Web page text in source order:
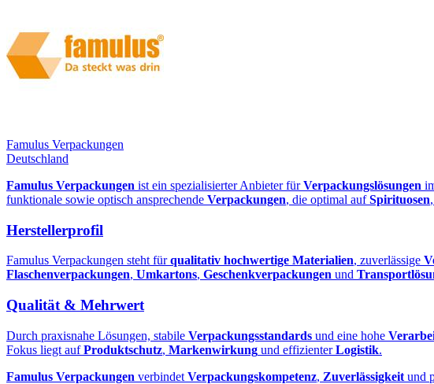
Famulus Verpackungen
Deutschland
Famulus Verpackungen ist ein spezialisierter Anbieter fürVerpackungslösungen
funktionale sowie optisch ansprechende Verpackungen, die optimal aufSpirituosen,
Herstellerprofil
Famulus Verpackungen steht fürqualitativ hochwertige Materialien, zuverlässige
Flaschenverpackungen, Umkartons, Geschenkverpackungen und
Qualität & Mehrwert
Durch praxisnahe Lösungen, stabile Verpackungsstandards und eine hohe
Fokus liegt aufProduktschutz, Markenwirkung und effizienterLogistik.
Famulus Verpackungen verbindet Verpackungskompetenz, Zuverlässigkeit und